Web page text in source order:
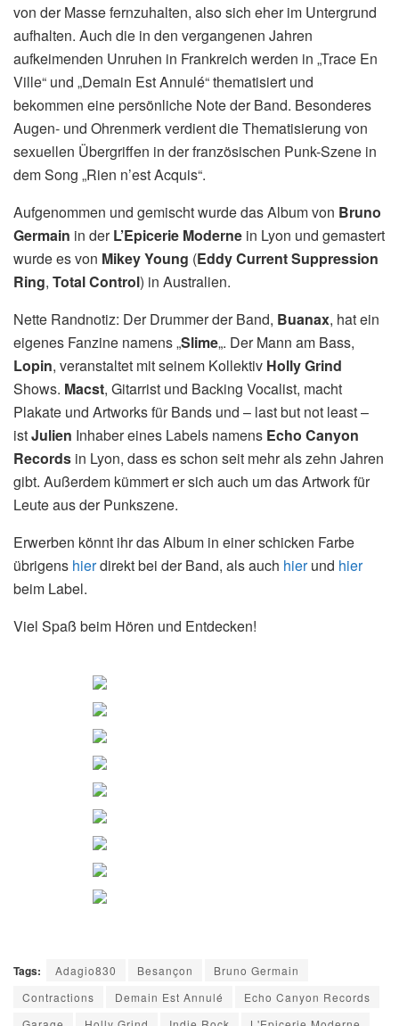
von der Masse fernzuhalten, also sich eher im Untergrund
aufhalten. Auch die in den vergangenen Jahren
aufkeimenden Unruhen in Frankreich werden in „Trace En
Ville“ und „Demain Est Annulé“ thematisiert und
bekommen eine persönliche Note der Band. Besonderes
Augen- und Ohrenmerk verdient die Thematisierung von
sexuellen Übergriffen in der französischen Punk-Szene in
dem Song „Rien n’est Acquis“.
Aufgenommen und gemischt wurde das Album von Bruno
Germain in derL’Epicerie Moderne in Lyon und gemastert
wurde es von Mikey Young (Eddy Current Suppression
Ring, Total Control) in Australien.
Nette Randnotiz: Der Drummer der Band, Buanax, hat ein
eigenes Fanzine namens „Slime„. Der Mann am Bass,
Lopin, veranstaltet mit seinem Kollektiv Holly Grind
Shows. Macst, Gitarrist und Backing Vocalist, macht
Plakate und Artworks für Bands und – last but not least –
istJulien Inhaber eines Labels namens Echo Canyon
Records in Lyon, dass es schon seit mehr als zehn Jahren
gibt. Außerdem kümmert er sich auch um das Artwork für
Leute aus der Punkszene.
Erwerben könnt ihr das Album in einer schicken Farbe
übrigens hierdirekt bei der Band, als auch hierund hier
beim Label.
Viel Spaß beim Hören und Entdecken!
Tags: Adagio830 Besançon
Bruno Germain
Contractions
Demain Est Annulé
Echo Canyon Records